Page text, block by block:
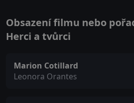
Obsazení filmu nebo
Herci a tvůrci
Marion Cotillard
Leonora Orantes